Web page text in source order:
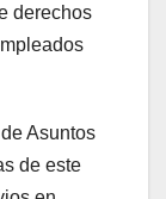
derechos
Asuntos
de este